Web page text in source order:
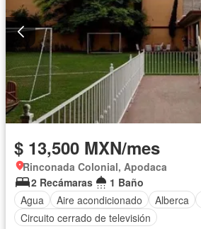
$ 13,500 MXN/mes
Rinconada Colonial, Apodaca
2 Recámaras
1 Baño
Agua
Aire acondicionado Alberca
Circuito cerrado de televisión